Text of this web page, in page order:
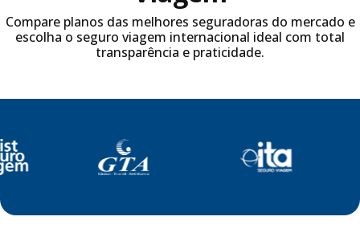
Compare planos das melhores seguradoras do mercado e
escolha o seguro viagem internacional ideal com total
transparência e praticidade.